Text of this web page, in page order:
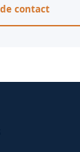
contact